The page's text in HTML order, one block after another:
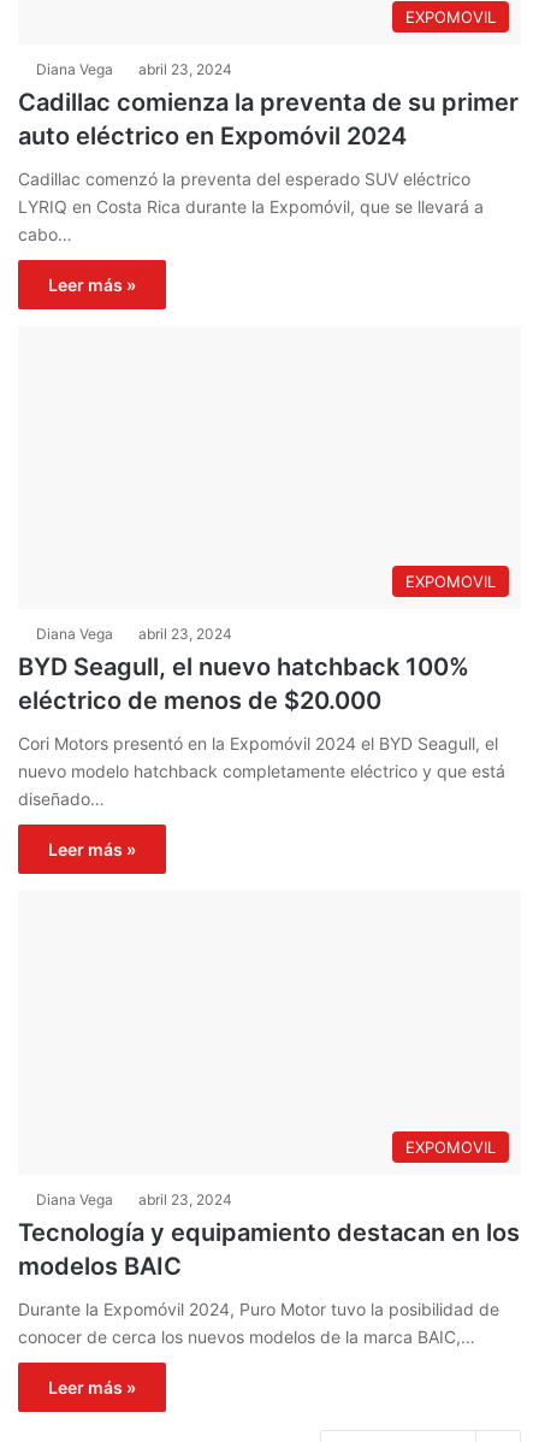
EXPOMOVIL
Diana Vega abril 23, 2024
Cadillac comienza la preventa de su primer
auto eléctrico en Expomóvil 2024
Cadillac comenzó la preventa del esperado SUV eléctrico
LYRIQ en Costa Rica durante la Expomóvil, que se llevará a
cabo…
Leer más »
EXPOMOVIL
Diana Vega abril 23, 2024
BYD Seagull, el nuevo hatchback 100%
eléctrico de menos de $20.000
Cori Motors presentó en la Expomóvil 2024 el BYD Seagull, el
nuevo modelo hatchback completamente eléctrico y que está
diseñado…
Leer más »
EXPOMOVIL
Diana Vega abril 23, 2024
Tecnología y equipamiento destacan en los
modelos BAIC
Durante la Expomóvil 2024, Puro Motor tuvo la posibilidad de
conocer de cerca los nuevos modelos de la marca BAIC,…
Leer más »